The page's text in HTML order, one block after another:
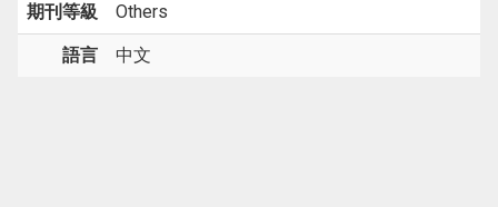
期刊等級 Others
語言 中文